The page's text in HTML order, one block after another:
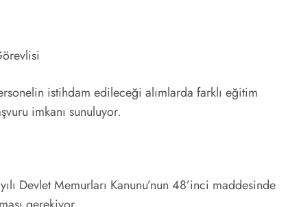
istihdam edileceği alımlarda farklı eğitim
imkanı sunuluyor.
Devlet Memurları Kanunu’nun 48’inci maddesinde